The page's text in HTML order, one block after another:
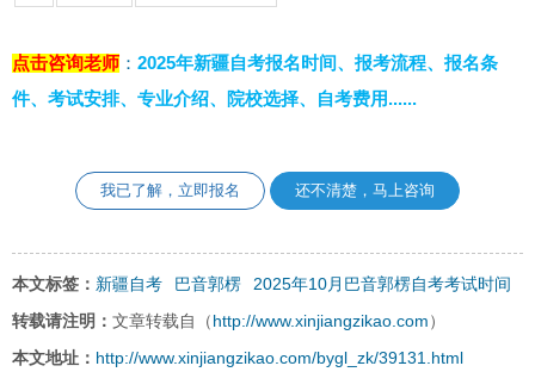
点击咨询老师： 2025年新疆自考报名时间、报考流程、报名条
件、考试安排、专业介绍、院校选择、自考费用......
我已了解，立即报名 还不清楚，马上咨询
本文标签： 新疆自考 巴音郭楞 2025年10月巴音郭楞自考考试时间
转载请注明： 文章转载自（ http://www.xinjiangzikao.com ）
本文地址： http://www.xinjiangzikao.com/bygl_zk/39131.html